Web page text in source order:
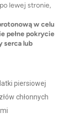
lewej stronie,
w celu
pełne pokrycie
serca lub
piersiowej
chłonnych